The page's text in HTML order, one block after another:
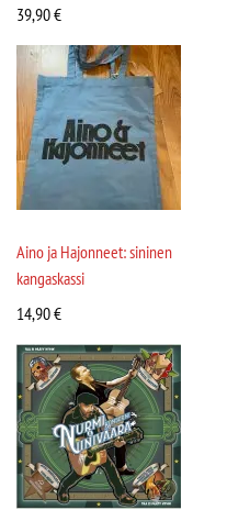
39,90€
Aino ja Hajonneet: sininen
kangaskassi
14,90€